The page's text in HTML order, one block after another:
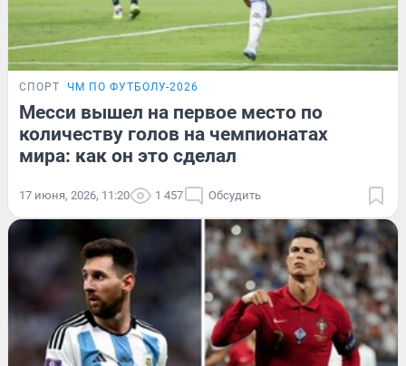
СПОРТ ЧМ ПО ФУТБОЛУ-2026
Месси вышел на первое место по
количеству голов на чемпионатах
мира: как он это сделал
17 июня, 2026, 11:20 1 457 Обсудить